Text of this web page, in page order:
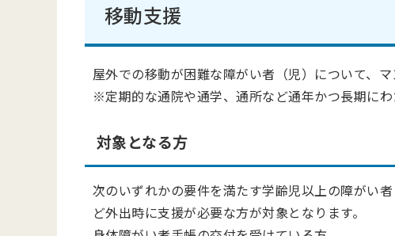
移動支援
屋外での移動が困難な障がい者（児）について、
※定期的な通院や通学、通所など通年かつ長期にわ
対象となる方
次のいずれかの要件を満たす学齢児以上の障がい
ど外出時に支援が必要な方が対象となります。